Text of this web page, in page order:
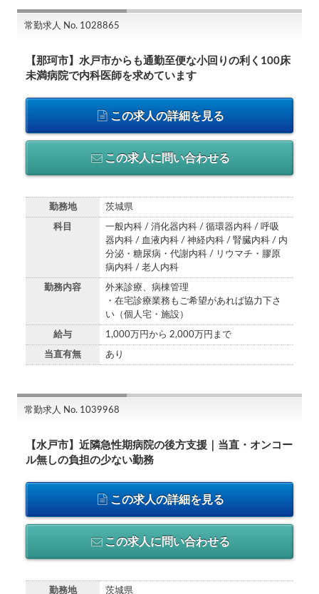
常勤求人 No. 1028865
【那珂市】水戸市からも通勤至便な小回りの利く100床
未満病院で内科医師を求めています
この求人の詳細を見る
この求人に問い合わせる
勤務地 茨城県
科目
一般内科 / 消化器内科 / 循環器内科 / 呼吸
器内科 / 血液内科 / 神経内科 / 腎臓内科 / 内
分泌・糖尿病・代謝内科 / リウマチ・膠原
病内科 / 老人内科
勤務内容
外来診療、病棟管理
・在宅診療業務もご希望があれば協力下さ
い（個人宅・施設）
給与 1,000万円から 2,000万円まで
当直有無 あり
常勤求人 No. 1039968
【水戸市】近隣急性期病院の後方支援｜当直・オンコー
ル無しの負担の少ない勤務
この求人の詳細を見る
この求人に問い合わせる
勤務地 茨城県